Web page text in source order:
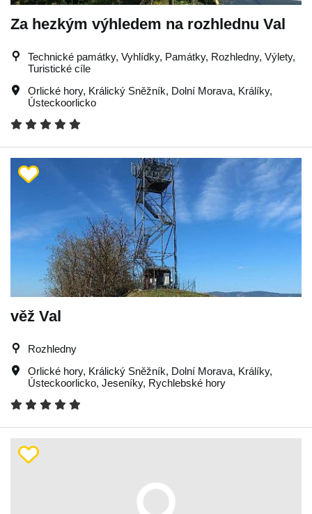
Za hezkým výhledem na rozhlednu Val
Technické památky, Vyhlídky, Památky, Rozhledny, Výlety,
Turistické cíle
Orlické hory, Králický Sněžník, Dolní Morava, Králíky,
Ústeckoorlicko
věž Val
Rozhledny
Orlické hory, Králický Sněžník, Dolní Morava, Králíky,
Ústeckoorlicko, Jeseníky, Rychlebské hory